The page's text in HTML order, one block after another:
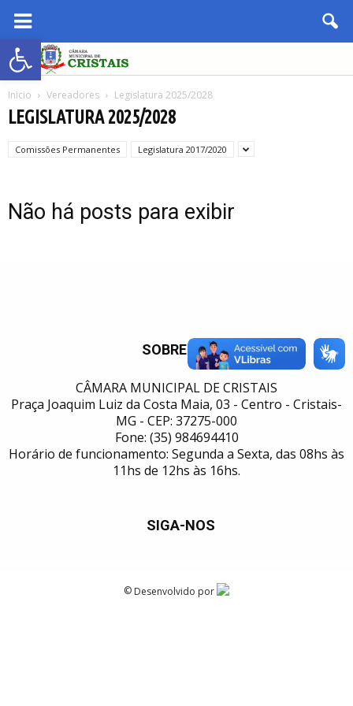
Abrir a barra de ferramentas
Inicio Vereadores Legislatura 2025/2028
LEGISLATURA 2025/2028
Comissões Permanentes Legislatura 2017/2020
Não há posts para exibir
SOBRE NÓS
CÂMARA MUNICIPAL DE CRISTAIS
Praça Joaquim Luiz da Costa Maia, 03 - Centro - Cristais-
MG - CEP: 37275-000
Fone: (35) 984694410
Horário de funcionamento: Segunda a Sexta, das 08hs às
11hs de 12hs às 16hs.
SIGA-NOS
© Desenvolvido por